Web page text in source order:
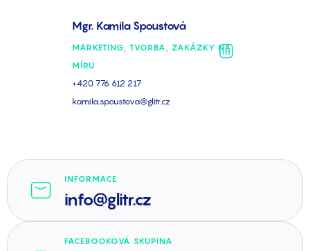
Mgr. Kamila Spoustová
MARKETING, TVORBA, ZAKÁZKY NA
MÍRU
+420 776 612 217
kamila.spoustova@glitr.cz
INFORMACE
info@glitr.cz
FACEBOOKOVÁ SKUPINA